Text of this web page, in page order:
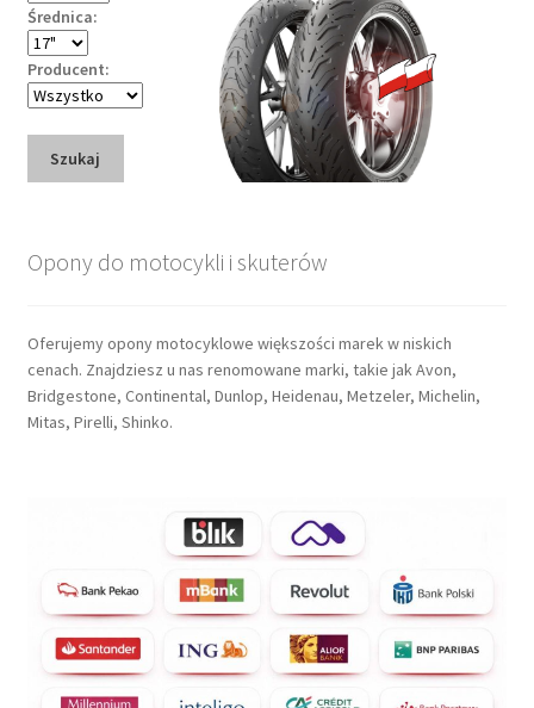
Średnica:
Producent:
Szukaj
Opony do motocykli i skuterów
Oferujemy opony motocyklowe większości marek w niskich
cenach. Znajdziesz u nas renomowane marki, takie jak Avon,
Bridgestone, Continental, Dunlop, Heidenau, Metzeler, Michelin,
Mitas, Pirelli, Shinko.